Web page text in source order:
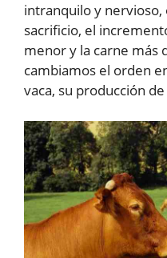
intranquilo y
sacrificio, el
menor y la carne más
cambiamos el orden
vaca, su producción